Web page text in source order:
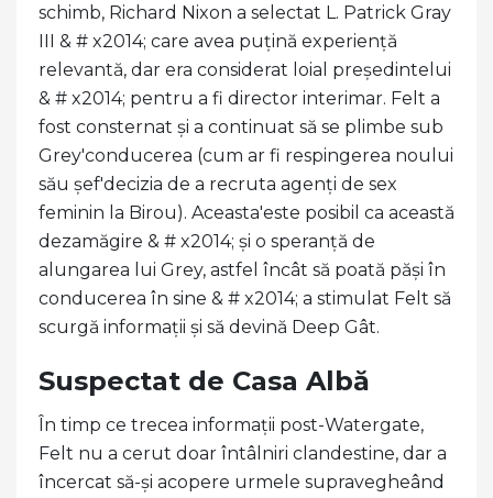
schimb, Richard Nixon a selectat L. Patrick Gray
III & # x2014; care avea puțină experiență
relevantă, dar era considerat loial președintelui
& # x2014; pentru a fi director interimar. Felt a
fost consternat și a continuat să se plimbe sub
Grey'conducerea (cum ar fi respingerea noului
său șef'decizia de a recruta agenți de sex
feminin la Birou). Aceasta'este posibil ca această
dezamăgire & # x2014; și o speranță de
alungarea lui Grey, astfel încât să poată păși în
conducerea în sine & # x2014; a stimulat Felt să
scurgă informații și să devină Deep Gât.
Suspectat de Casa Albă
În timp ce trecea informații post-Watergate,
Felt nu a cerut doar întâlniri clandestine, dar a
încercat să-și acopere urmele supravegheând